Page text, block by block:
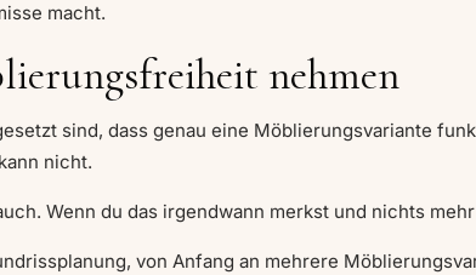
macht.
nehmen
sind, dass genau eine Möblierungsvariante
nicht.
Wenn du das irgendwann merkst und nichts
von Anfang an mehrere